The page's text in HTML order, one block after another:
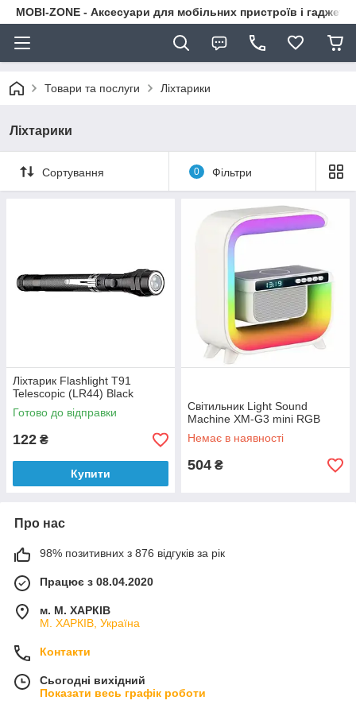
MOBI-ZONE - Аксесуари для мобільних пристроїв і гаджети
Товари та послуги Ліхтарики
Ліхтарики
Сортування 0 Фільтри
Ліхтарик Flashlight T91
Telescopic (LR44) Black
Готово до відправки
122 ₴
Купити
Світильник Light Sound
Machine XM-G3 mini RGB
Немає в наявності
504 ₴
Про нас
98% позитивних з 876 відгуків за рік
Працює з 08.04.2020
м. М. ХАРКІВ
М. ХАРКІВ, Україна
Контакти
Сьогодні вихідний
Показати весь графік роботи